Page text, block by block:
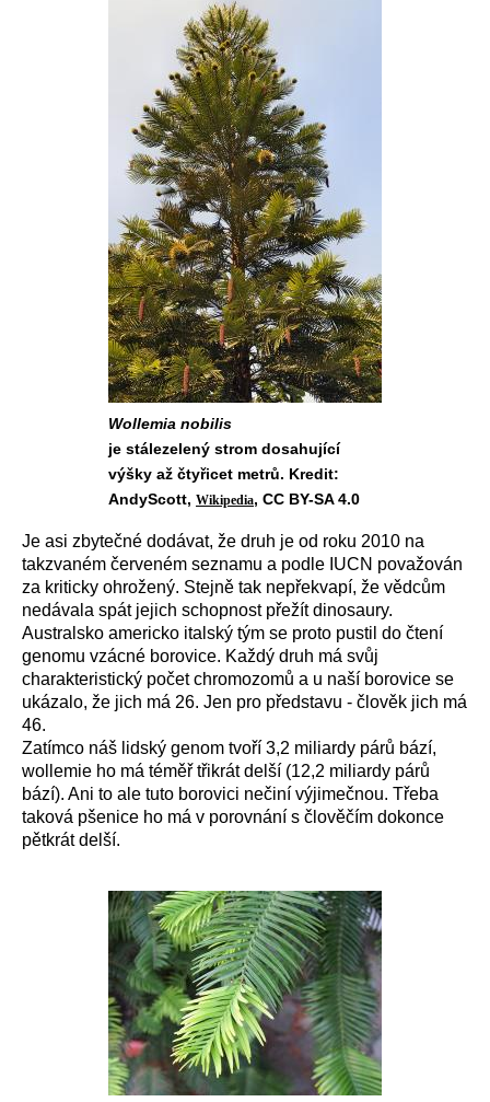
Wollemia nobilis
je stálezelený strom dosahující
výšky až čtyřicet metrů. Kredit:
AndyScott, Wikipedia, CC BY-SA 4.0
Je asi zbytečné dodávat, že druh je od roku 2010 na
takzvaném červeném seznamu a podle UCN považován
za kriticky ohrožený. Stejně tak nepřekvapí, že vědcům
nedávala spát jejich schopnost přežít dinosaury.
Australsko americko italský tým se proto pustil do čtení
genomu vzácné borovice. Každý druh má svůj
charakteristický počet chromozomů a u naší borovice se
ukázalo, že jich má 26. Jen pro představu - č lověk jich má
46.
Zatímco náš lidský genom tvoří 3,2 miliardy párů bází,
wollemie ho má téměř třikrát delší (12,2 miliardy párů
bází). Ani to ale tuto borovici nečiní výjimečnou. Třeba
taková pšenice ho má v porovnání s člověčím dokonce
pětkrát delší.